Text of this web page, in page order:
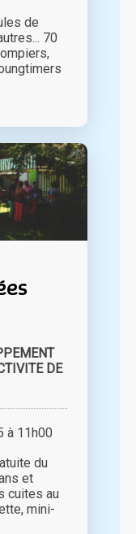
de
70
DE
à 11h00
du
et
cuites au
mini-